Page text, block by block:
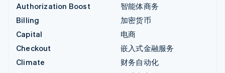
Authorization Boost
Billing
Capital
Checkout
Climate
智能体商务
加密货币
电商
嵌入式金融服务
财务自动化